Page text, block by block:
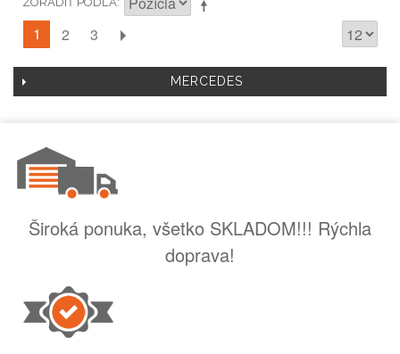
1 2 3
MERCEDES
Široká ponuka, všetko SKLADOM!!! Rýchla
doprava!